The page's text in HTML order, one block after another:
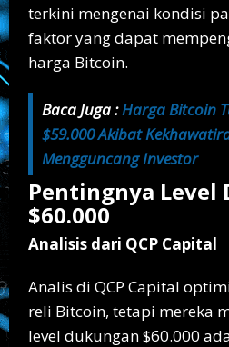
terkini mengenai kondisi
faktor yang dapat
harga Bitcoin.
Baca Juga :Harga Bitcoin
$59.000 Akibat
Mengguncang Investor
Pentingnya Level
$60.000
Analisis dari QCP Capital
Analis di QCP Capital
reli Bitcoin, tetapi mereka
level dukungan $60.000